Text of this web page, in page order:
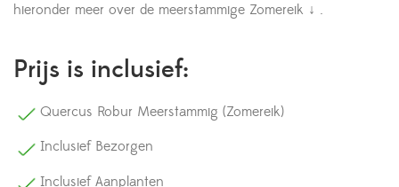
hieronder meer over de meerstammige Zomereik ↓ .
Prijs is inclusief:
Quercus Robur Meerstammig (Zomereik)
Inclusief Bezorgen
Inclusief Aanplanten